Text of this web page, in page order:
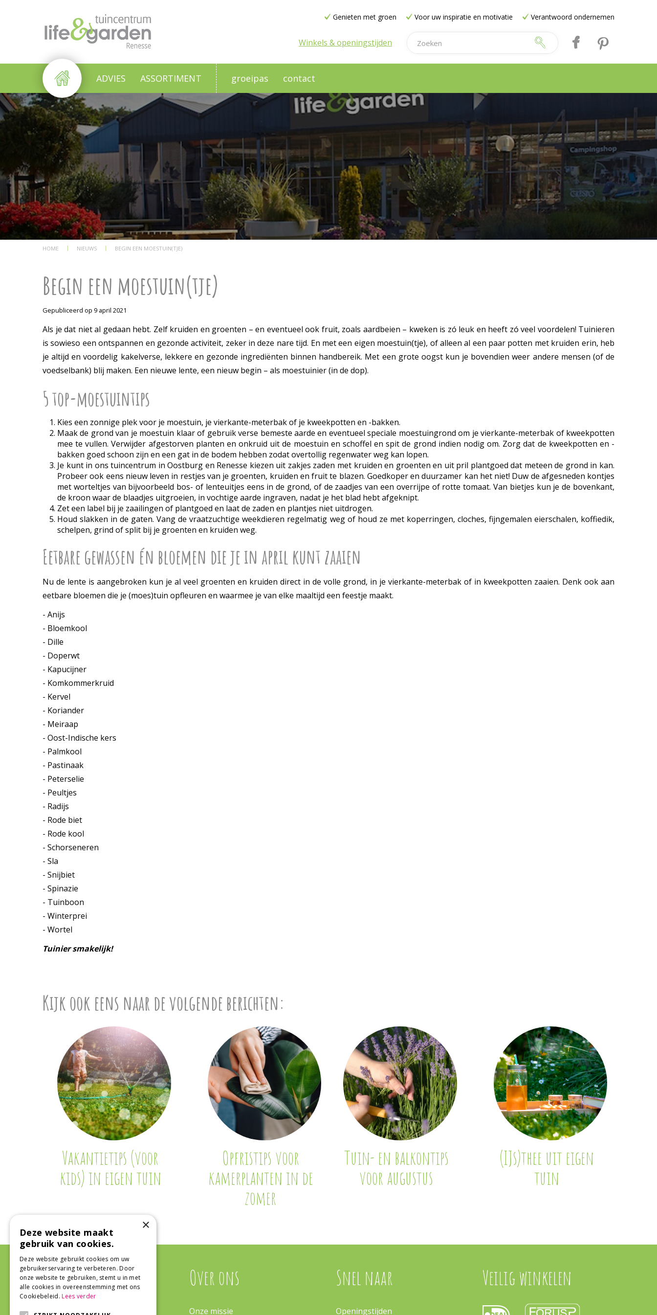
HOME NIEUWS BEGIN EEN MOESTUIN(TJE)
Genieten met groen Voor uw inspiratie en motivatie Verantwoord ondernemen
Winkels & openingstijden
ADVIES ASSORTIMENT groeipas contact
Begin een moestuin(tje)
Gepubliceerd op 9 april 2021
Als je dat niet al gedaan hebt. Zelf kruiden en groenten – en eventueel ook fruit, zoals aardbeien – kweken is zó leuk en heeft zó veel voordelen! Tuinieren
is sowieso een ontspannen en gezonde activiteit, zeker in deze nare tijd. En met een eigen moestuin(tje), of alleen al een paar potten met kruiden erin, heb
je altijd en voordelig kakelverse, lekkere en gezonde ingrediënten binnen handbereik. Met een grote oogst kun je bovendien weer andere mensen (of de
voedselbank) blij maken. Een nieuwe lente, een nieuw begin – als moestuinier (in de dop).
5 top-moestuintips
Kies een zonnige plek voor je moestuin, je vierkante-meterbak of je kweekpotten en -bakken.
Maak de grond van je moestuin klaar of gebruik verse bemeste aarde en eventueel speciale moestuingrond om je vierkante-meterbak of kweekpotten
mee te vullen. Verwijder afgestorven planten en onkruid uit de moestuin en schoffel en spit de grond indien nodig om. Zorg dat de kweekpotten en -
bakken goed schoon zijn en een gat in de bodem hebben zodat overtollig regenwater weg kan lopen.
Je kunt in ons tuincentrum in Oostburg en Renesse kiezen uit zakjes zaden met kruiden en groenten en uit pril plantgoed dat meteen de grond in kan.
Probeer ook eens nieuw leven in restjes van je groenten, kruiden en fruit te blazen. Goedkoper en duurzamer kan het niet! Duw de afgesneden kontjes
met worteltjes van bijvoorbeeld bos- of lenteuitjes eens in de grond, of de zaadjes van een overrijpe of rotte tomaat. Van bietjes kun je de bovenkant,
de kroon waar de blaadjes uitgroeien, in vochtige aarde ingraven, nadat je het blad hebt afgeknipt.
Zet een label bij je zaailingen of plantgoed en laat de zaden en plantjes niet uitdrogen.
Houd slakken in de gaten. Vang de vraatzuchtige weekdieren regelmatig weg of houd ze met koperringen, cloches, fijngemalen eierschalen, koffiedik,
schelpen, grind of split bij je groenten en kruiden weg.
Eetbare gewassen én bloemen die je in april kunt zaaien
Nu de lente is aangebroken kun je al veel groenten en kruiden direct in de volle grond, in je vierkante-meterbak of in kweekpotten zaaien. Denk ook aan
eetbare bloemen die je (moes)tuin opfleuren en waarmee je van elke maaltijd een feestje maakt.
- Anijs
- Bloemkool
- Dille
- Doperwt
- Kapucijner
- Komkommerkruid
- Kervel
- Koriander
- Meiraap
- Oost-Indische kers
- Palmkool
- Pastinaak
- Peterselie
- Peultjes
- Radijs
- Rode biet
- Rode kool
- Schorseneren
- Sla
- Snijbiet
- Spinazie
- Tuinboon
- Winterprei
- Wortel
Tuinier smakelijk!
Kijk ook eens naar de volgende berichten:
Vakantietips (voor
kids) in eigen tuin
Opfristips voor
kamerplanten in de
zomer
Tuin- en balkontips
voor augustus
(IJs)thee uit eigen
tuin
Algemeen
Algemene voorwaarden
Over ons
Onze missie
Snel naar
Openingstijden
Veilig winkelen
×
Deze website maakt
gebruik van cookies.
Deze website gebruikt cookies om uw
gebruikerservaring te verbeteren. Door
onze website te gebruiken, stemt u in met
alle cookies in overeenstemming met ons
Cookiebeleid.Lees verder